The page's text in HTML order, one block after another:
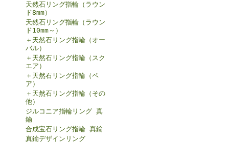
天然石リング指輪（ラウン
ド8mm）
天然石リング指輪（ラウン
ド10mm～）
＋天然石リング指輪（オー
バル）
＋天然石リング指輪（スク
エア）
＋天然石リング指輪（ペ
ア）
＋天然石リング指輪（その
他）
ジルコニア指輪リング 真
鍮
合成宝石リング指輪 真鍮
真鍮デザインリング